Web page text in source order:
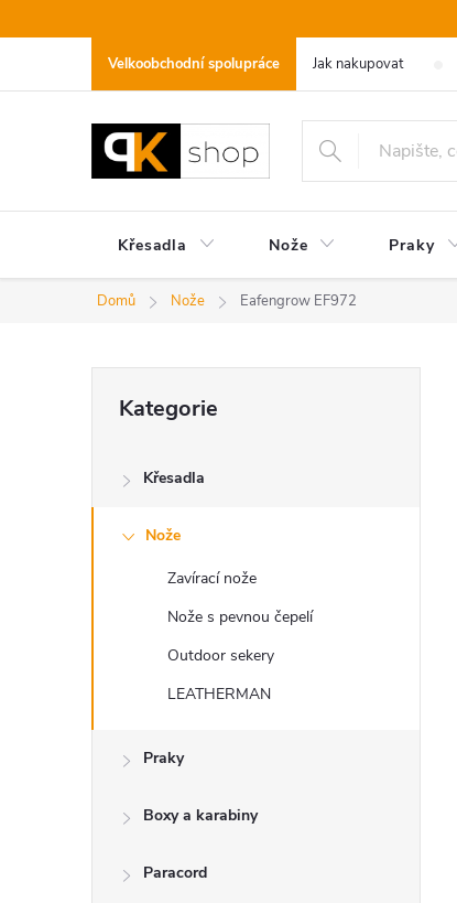
na
Velkoobchodní spolupráce Jak nakupovat
Křesadla Nože Praky
Domů Nože Eafengrow EF972
s
n
kategorie
Kategorie
Křesadla
Nože
Zavírací nože
Nože s pevnou čepelí
Outdoor sekery
LEATHERMAN
Praky
Boxy a karabiny
Paracord